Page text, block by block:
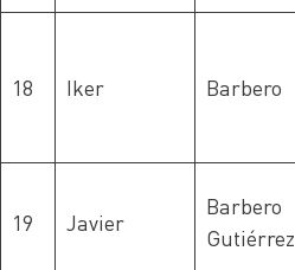
18 Iker Barbero
19 Javier
Barbero
Gutiérrez